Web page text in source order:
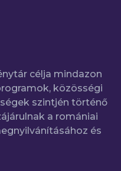
célja mindazon
közösségi
szintjén történő
a romániai
és